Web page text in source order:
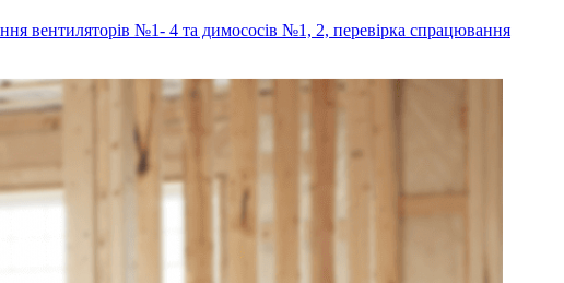
вентиляторів №1- 4 та димососів №1, 2, перевірка спрацювання